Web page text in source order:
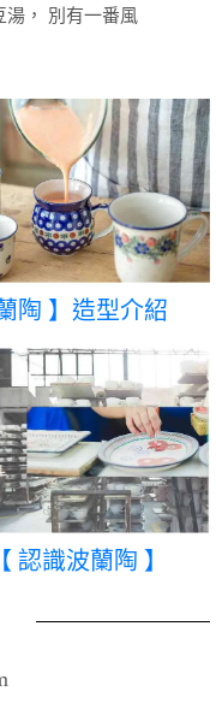
湯， 別有一番風
陶 】造型介紹
認識波蘭陶 】